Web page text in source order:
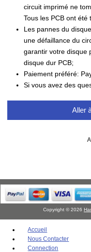
circuit imprimé ne
Tous les PCB ont été
Les pannes du
une défaillance du
garantir votre disque
disque dur PCB;
Paiement préféré:
Si vous avez des
Aller
Copyright © 2026
Accueil
Nous Contacter
Connection